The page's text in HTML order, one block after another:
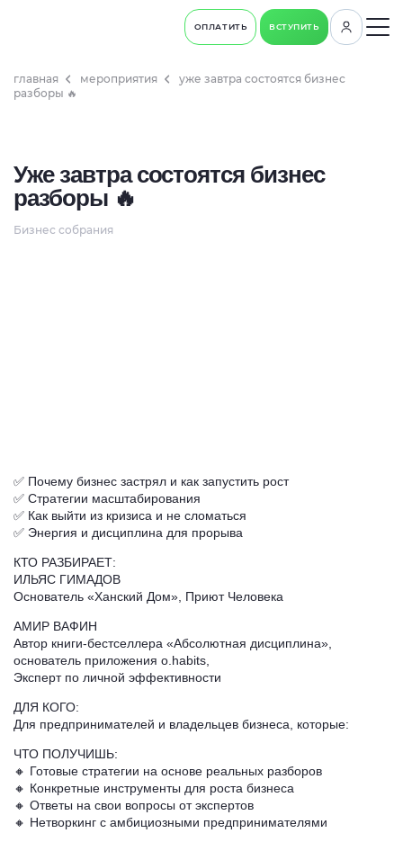
ОПЛАТИТЬ ВСТУПИТЬ
главная мероприятия
уже завтра состоятся бизнес
разборы 🔥
Уже завтра состоятся бизнес
разборы 🔥
Бизнес собрания
✅ Почему бизнес застрял и как запустить рост
✅ Стратегии масштабирования
✅ Как выйти из кризиса и не сломаться
✅ Энергия и дисциплина для прорыва
КТО РАЗБИРАЕТ:
ИЛЬЯС ГИМАДОВ
Основатель «Ханский Дом», Приют Человека
АМИР ВАФИН
Автор книги-бестселлера «Абсолютная дисциплина»,
основатель приложения o.habits,
Эксперт по личной эффективности
ДЛЯ КОГО:
Для предпринимателей и владельцев бизнеса, которые:
ЧТО ПОЛУЧИШЬ:
🔸 Готовые стратегии на основе реальных разборов
🔸 Конкретные инструменты для роста бизнеса
🔸 Ответы на свои вопросы от экспертов
🔸 Нетворкинг с амбициозными предпринимателями